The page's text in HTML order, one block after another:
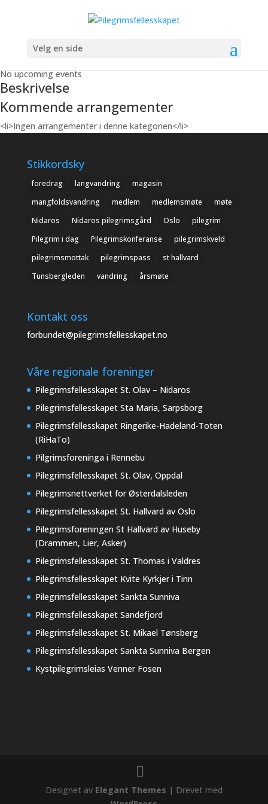
Velg en side
Next Event
No upcoming events
Beskrivelse
Kommende arrangementer
<li>Ingen arrangementer i denne kategorien</li>
Stikkordsky
foredrag langvandring
magasin
mangfoldsvandring
medlem medlemsmøte
møte
Nidaros
Nidaros pilegrimsgård Oslo
pilegrim
Pilegrim i dag
Pilegrimskonferanse
pilegrimskveld
pilegrimsmottak
pilegrimspass
st hallvard
Tunsbergleden
vandring årsmøte
Kontakt oss
forbundet@pilegrimsfellesskapet.no
Våre regionale foreninger
Pilegrimsfellesskapet St. Olav – Nidaros
Pilegrimsfellesskapet Sta Maria, Sarpsborg
Pilegrimsfellesskapet Ringerike-Hadeland-Toten
(RiHaTo)
Pilgrimsforeninga i Rennebu
Pilegrimsfellesskapet St. Olav, Oppdal
Pilegrimsnettverket for Østerdalsleden
Pilegrimsfellesskapet St. Hallvard av Oslo
Pilegrimsforeningen St Hallvard av Huseby
(Drammen, Lier, Asker)
Pilegrimsfellesskapet St. Thomas i Valdres
Pilegrimsfellesskapet Kvite Kyrkjer i Tinn
Pilegrimsfellesskapet Sankta Sunniva
Pilegrimsfellesskapet Sandefjord
Pilegrimsfellesskapet St. Mikael Tønsberg
Pilegrimsfellesskapet Sankta Sunniva Bergen
Kystpilegrimsleias Venner Fosen
Designet av Elegant Themes | Drevet med